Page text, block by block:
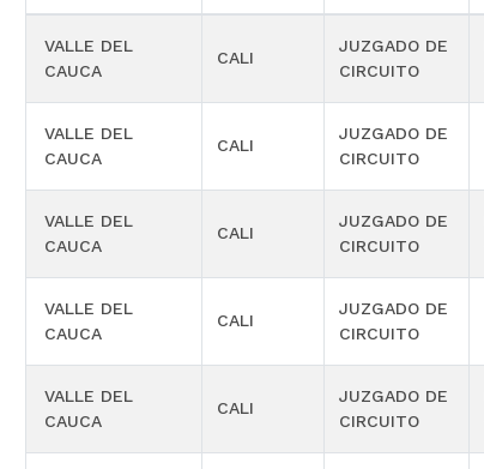
VALLE DEL
CAUCA
CALI
JUZGADO DE
CIRCUITO
VALLE DEL
CAUCA
CALI
JUZGADO DE
CIRCUITO
VALLE DEL
CAUCA
CALI
JUZGADO DE
CIRCUITO
VALLE DEL
CAUCA
CALI
JUZGADO DE
CIRCUITO
VALLE DEL
CAUCA
CALI
JUZGADO DE
CIRCUITO